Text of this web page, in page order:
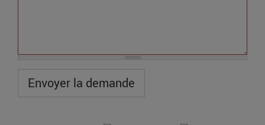
Votre
message
Envoyer la demande